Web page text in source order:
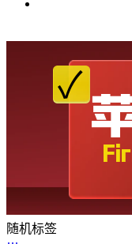
随机标签